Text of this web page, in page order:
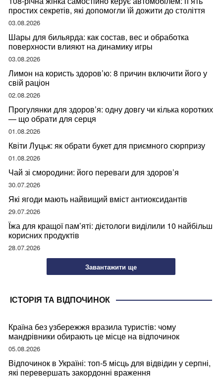
простих секретів, які допомогли їй дожити до століття
03.08.2026
Шары для бильярда: как состав, вес и обработка
поверхности влияют на динамику игры
03.08.2026
Лимон на користь здоров’ю: 8 причин включити його у
свій раціон
02.08.2026
Прогулянки для здоров’я: одну довгу чи кілька коротких
— що обрати для серця
01.08.2026
Квіти Луцьк: як обрати букет для приємного сюрпризу
01.08.2026
Чай зі смородини: його переваги для здоров’я
30.07.2026
Які ягоди мають найвищий вміст антиоксидантів
29.07.2026
Їжа для кращої пам’яті: дієтологи виділили 10 найбільш
корисних продуктів
28.07.2026
Завантажити ще
ІСТОРІЯ ТА ВІДПОЧИНОК
Країна без узбережжя вразила туристів: чому
мандрівники обирають це місце на відпочинок
05.08.2026
Відпочинок в Україні: топ-5 місць для відвідин у серпні,
які перевершать закордонні враження